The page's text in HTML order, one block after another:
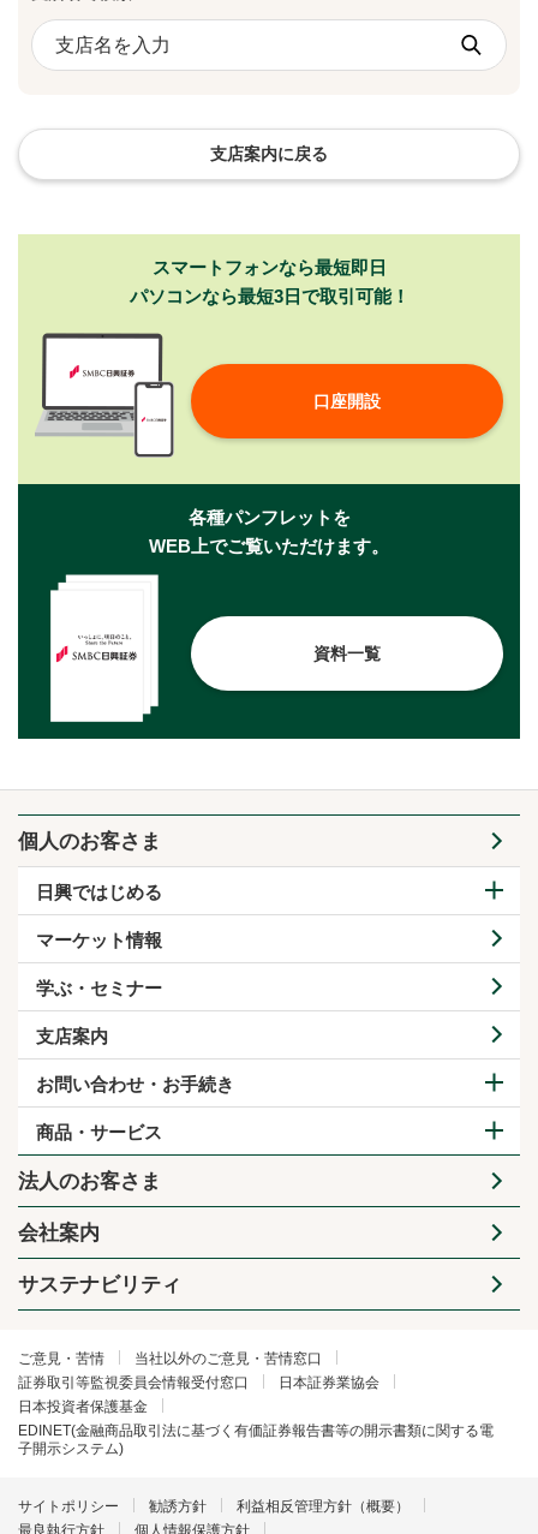
支店名を入力
支店案内に戻る
スマートフォンなら最短即日
パソコンなら最短3日で取引可能！
口座開設
各種パンフレットを
WEB上でご覧いただけます。
資料一覧
個人のお客さま
日興ではじめる
マーケット情報
学ぶ・セミナー
支店案内
お問い合わせ・お手続き
商品・サービス
法人のお客さま
会社案内
サステナビリティ
ご意見・苦情
当社以外のご意見・苦情窓口
証券取引等監視委員会情報受付窓口
日本証券業協会
日本投資者保護基金
EDINET(金融商品取引法に基づく有価証券報告書等の開示書類に関する電
子開示システム)
サイトポリシー 勧誘方針
利益相反管理方針（概要）
最良執行方針
個人情報保護方針